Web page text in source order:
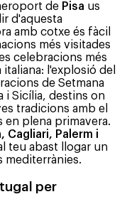
de Pisa us
d'aquesta
amb cotxe és fàcil
més visitades
celebracions més
l'explosió del
de Setmana
i Sicília, destins on
tradicions amb el
en plena primavera.
Cagliari, Palerm i
teu abast llogar un
mediterrànies.
per